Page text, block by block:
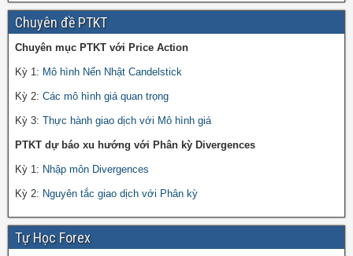
Chuyên đề PTKT
Chuyên mục PTKT với Price Action
Kỳ 1: Mô hình Nến Nhật Candelstick
Kỳ 2: Các mô hình giá quan trọng
Kỳ 3: Thực hành giao dịch với Mô hình giá
PTKT dự báo xu hướng với Phân kỳ Divergences
Kỳ 1: Nhập môn Divergences
Kỳ 2: Nguyên tắc giao dịch với Phân kỳ
Tự Học Forex